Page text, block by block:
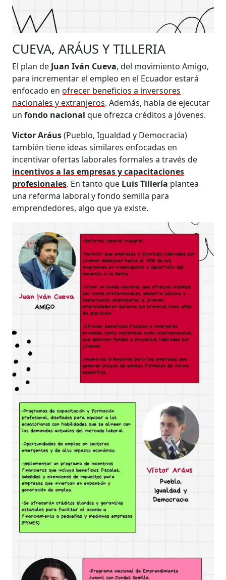
CUEVA, ARÁUS Y TILLERIA
El plan de Juan Iván Cueva, del movimiento Amigo,
para incrementar el empleo en el Ecuador estará
enfocado en ofrecer beneficios a inversores
nacionales y extranjeros. Además, habla de ejecutar
unfondo nacional que ofrezca créditos a jóvenes.
Victor Aráus(Pueblo, Igualdad y Democracia)
también tiene ideas similares enfocadas en
incentivar ofertas laborales formales a través de
incentivos a las empresas y capacitaciones
profesionales. En tanto que Luis Tillería plantea
una reforma laboral y fondo semilla para
emprendedores, algo que ya existe.